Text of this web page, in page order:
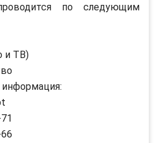
по следующим
и ТВ)
информация: